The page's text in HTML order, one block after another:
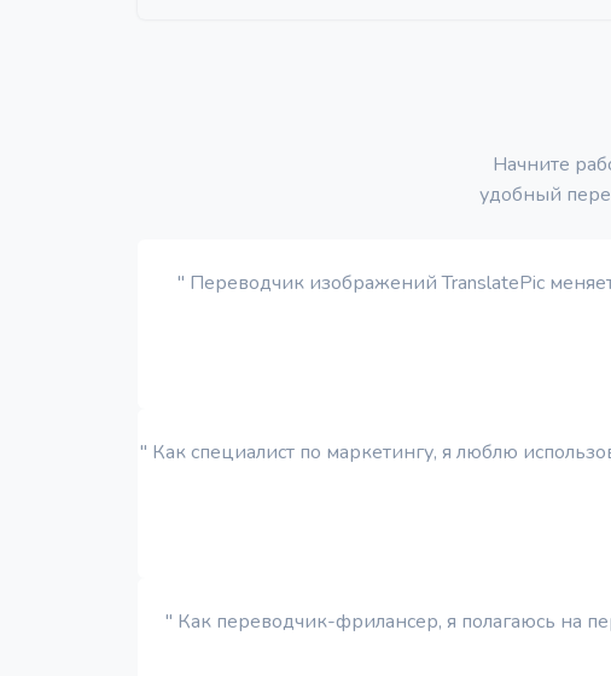
Начните
удобный
" Переводчик изображений TranslatePic
" Как специалист по маркетингу, я люблю
" Как переводчик-фрилансер, я полагаюсь на